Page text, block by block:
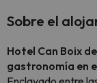
Sobre el
Hotel Can Boix
gastronomía en